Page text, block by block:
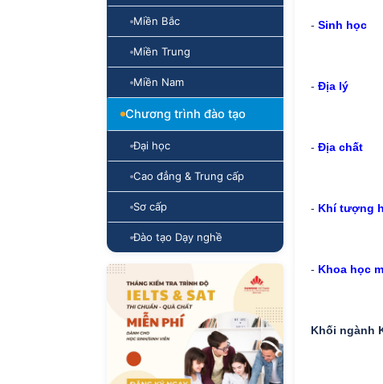
Miền Bắc
Miền Trung
Miền Nam
Chương trình đào tạo
Đại học
Cao đẳng & Trung cấp
Sơ cấp
Đào tạo Dạy nghề
- Sinh học
- Địa lý
- Địa chất
- Khí tượng
- Khoa học
Khối ngành